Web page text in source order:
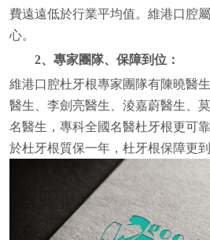
費遠遠低於行業平均值。維港口腔
心。
2、專家團隊、保障到位：
維港口腔杜牙根專家團隊有陳曉醫
醫生、李劍亮醫生、淩嘉蔚醫生、
名醫生，專科全國名醫杜牙根更可
於杜牙根質保一年，杜牙根保障更到